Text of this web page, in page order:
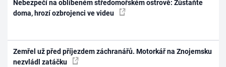
Nebezpečí na oblíbeném středomořském ostrově: Zůstaňte
doma, hrozí ozbrojenci ve videu
Zemřel už před příjezdem záchranářů. Motorkář na Znojemsku
nezvládl zatáčku